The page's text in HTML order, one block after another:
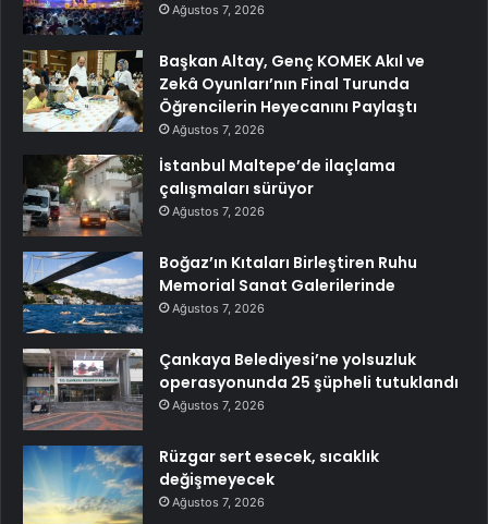
Ağustos 7, 2026
Başkan Altay, Genç KOMEK Akıl ve
Zekâ Oyunları’nın Final Turunda
Öğrencilerin Heyecanını Paylaştı
Ağustos 7, 2026
İstanbul Maltepe’de ilaçlama
çalışmaları sürüyor
Ağustos 7, 2026
Boğaz’ın Kıtaları Birleştiren Ruhu
Memorial Sanat Galerilerinde
Ağustos 7, 2026
Çankaya Belediyesi’ne yolsuzluk
operasyonunda 25 şüpheli tutuklandı
Ağustos 7, 2026
Rüzgar sert esecek, sıcaklık
değişmeyecek
Ağustos 7, 2026